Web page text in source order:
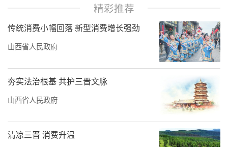
精彩推荐
传统消费小幅回落 新型消费增长强劲
山西省人民政府
夯实法治根基 共护三晋文脉
山西省人民政府
清凉三晋 消费升温